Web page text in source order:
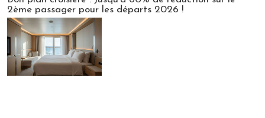
2ème passager pour les départs 2026 !